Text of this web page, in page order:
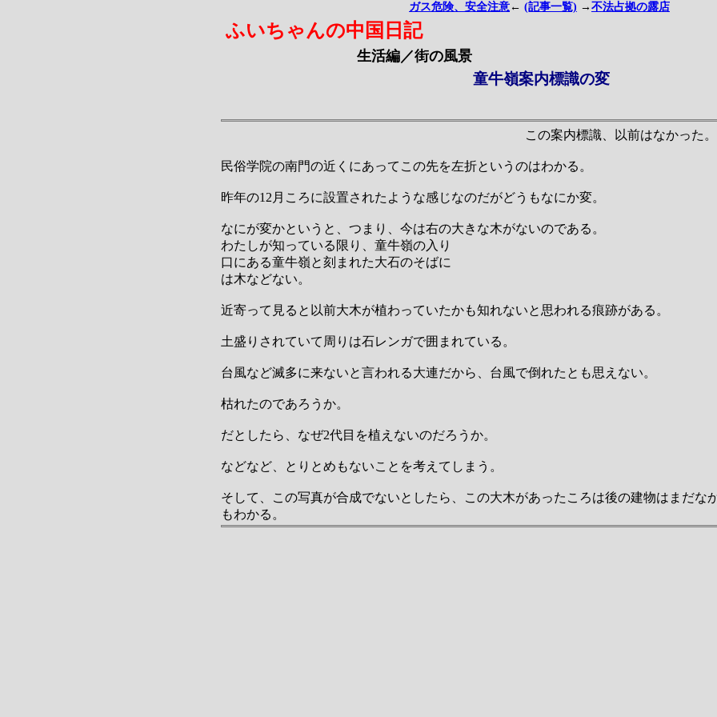
ガス危険、安全注意 ← (記事一覧) → 不法占拠の露店
ふいちゃんの中国日記
生活編／街の風景
童牛嶺案内標識の変
この案内標識、以前はなかった。
民俗学院の南門の近くにあってこの先を左折というのはわかる。
昨年の12月ころに設置されたような感じなのだがどうもなにか変。
なにが変かというと、つまり、今は右の大きな木がないのである。
わたしが知っている限り、童牛嶺の入り
口にある童牛嶺と刻まれた大石のそばに
は木などない。
近寄って見ると以前大木が植わっていたかも知れないと思われる痕跡がある。
土盛りされていて周りは石レンガで囲まれている。
台風など滅多に来ないと言われる大連だから、台風で倒れたとも思えない。
枯れたのであろうか。
だとしたら、なぜ2代目を植えないのだろうか。
などなど、とりとめもないことを考えてしまう。
そして、この写真が合成でないとしたら、この大木があったころは後の建物はまだな
もわかる。